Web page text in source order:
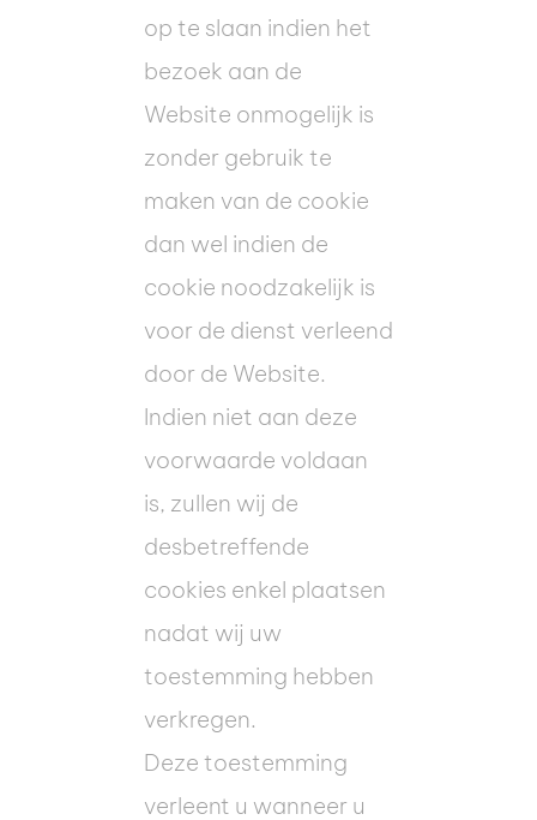
op te slaan indien het
bezoek aan de
Website onmogelijk is
zonder gebruik te
maken van de cookie
dan wel indien de
cookie noodzakelijk is
voor de dienst verleend
door de Website.
Indien niet aan deze
voorwaarde voldaan
is, zullen wij de
desbetreffende
cookies enkel plaatsen
nadat wij uw
toestemming hebben
verkregen.
Deze toestemming
verleent u wanneer u